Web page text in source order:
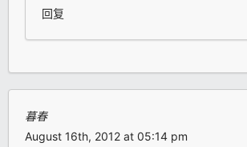
回复
暮春
August 16th, 2012 at 05:14 pm